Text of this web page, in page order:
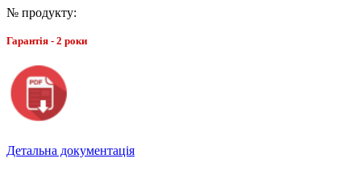
№ продукту:
Гарантія - 2 роки
Детальна документація